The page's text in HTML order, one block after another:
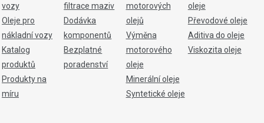
vozy
Oleje pro
nákladní vozy
Katalog
produktů
Produkty na
míru
filtrace maziv
Dodávka
komponentů
Bezplatné
poradenství
motorových
olejů
Výměna
motorového
oleje
Minerální oleje
Syntetické oleje
oleje
Převodové oleje
Aditiva do oleje
Viskozita oleje